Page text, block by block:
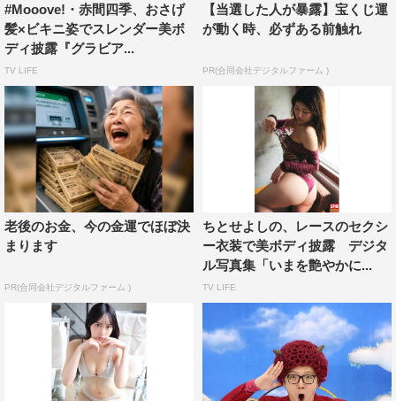
#Mooove!・赤間四季、おさげ
髪×ビキニ姿でスレンダー美ボ
ディ披露『グラビア...
TV LIFE
【当選した人が暴露】宝くじ運
が動く時、必ずある前触れ
PR(合同会社デジタルファーム )
老後のお金、今の金運でほぼ決
まります
PR(合同会社デジタルファーム )
ちとせよしの、レースのセクシ
ー衣装で美ボディ披露 デジタ
ル写真集「いまを艶やかに...
TV LIFE